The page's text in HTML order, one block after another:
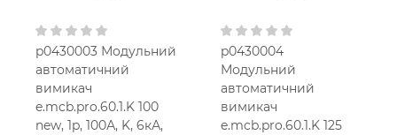
p0430003 Модульний
автоматичний
вимикач
e.mcb.pro.60.1.K 100
new, 1p, 100А, K, 6кА,
p0430004
Модульний
автоматичний
вимикач
e.mcb.pro.60.1.K 125